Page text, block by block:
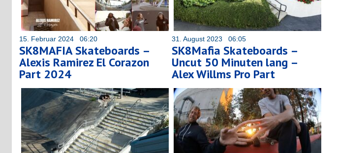
15. Februar 2024 06:20
SK8MAFIA Skateboards –
Alexis Ramirez El Corazon
Part 2024
31. August 2023 06:05
SK8Mafia Skateboards –
Uncut 50 Minuten lang –
Alex Willms Pro Part